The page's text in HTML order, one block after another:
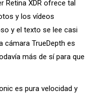
Retina XDR ofrece tal
y los vídeos
y el texto se lee casi
cámara TrueDepth es
más de sí para que
es pura velocidad y